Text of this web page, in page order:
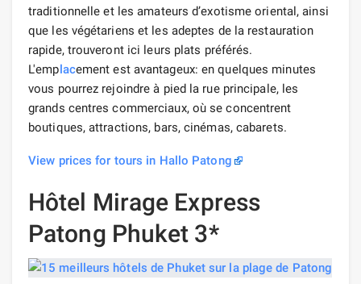
traditionnelle et les amateurs d’exotisme oriental, ainsi
que les végétariens et les adeptes de la restauration
rapide, trouveront ici leurs plats préférés.
L'emplacement est avantageux: en quelques minutes
vous pourrez rejoindre à pied la rue principale, les
grands centres commerciaux, où se concentrent
boutiques, attractions, bars, cinémas, cabarets.
View prices for tours in Hallo Patong
Hôtel Mirage Express
Patong Phuket 3*